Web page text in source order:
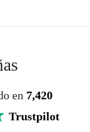
en 7,420
Trustpilot